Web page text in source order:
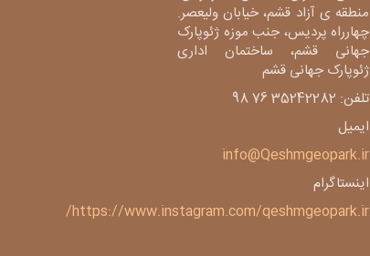
منطقه ی آزاد قشم، خیابان ولیعصر.
چهارراه پردیس، جنب موزه ژئوپارک
جهانی قشم، ساختمان اداری
ژئوپارک جهانی قشم
تلفن: 35242282 76 98
ایمیل
info@Qeshmgeopark.ir
اینستاگرام
https://www.instagram.com/qeshmgeopark.ir/